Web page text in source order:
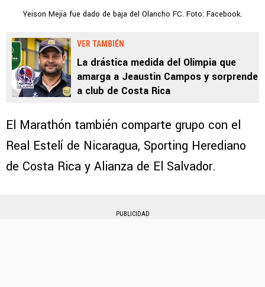
Yeison Mejía fue dado de baja del Olancho FC. Foto: Facebook.
VER TAMBIÉN
La drástica medida del Olimpia que
amarga a Jeaustin Campos y sorprende
a club de Costa Rica
El Marathón también comparte grupo con el
Real Estelí de Nicaragua, Sporting Herediano
de Costa Rica y Alianza de El Salvador.
PUBLICIDAD